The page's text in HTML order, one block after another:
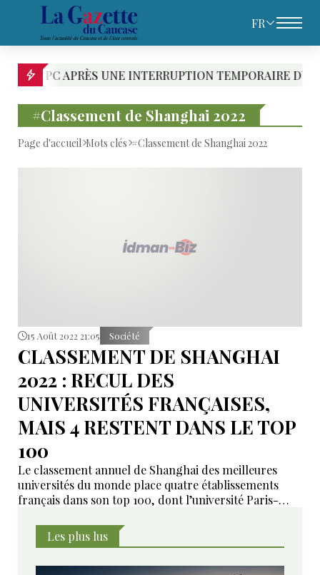
FR
APRÈS UNE INTERRUPTION TEMPORAIRE DU PIPELINE
#Classement de Shanghai 2022
Page d'accueil Mots clés #Classement de Shanghai 2022
15 Août 2022 21:05 Société
CLASSEMENT DE SHANGHAI
2022 : RECUL DES
UNIVERSITÉS FRANÇAISES,
MAIS 4 RESTENT DANS LE TOP
100
Le classement annuel de Shanghai des meilleures
universités du monde place quatre établissements
français dans son top 100, dont l’université Paris-
Les plus lus